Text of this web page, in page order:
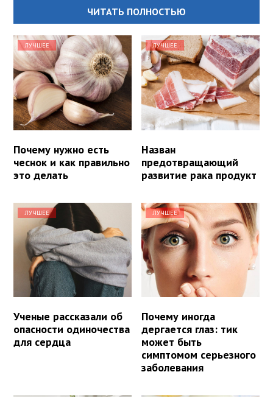
ЧИТАТЬ ПОЛНОСТЬЮ
ЛУЧШЕЕ
Почему нужно есть
чеснок и как правильно
это делать
ЛУЧШЕЕ
Назван
предотвращающий
развитие рака продукт
ЛУЧШЕЕ
Ученые рассказали об
опасности одиночества
для сердца
ЛУЧШЕЕ
Почему иногда
дергается глаз: тик
может быть
симптомом серьезного
заболевания